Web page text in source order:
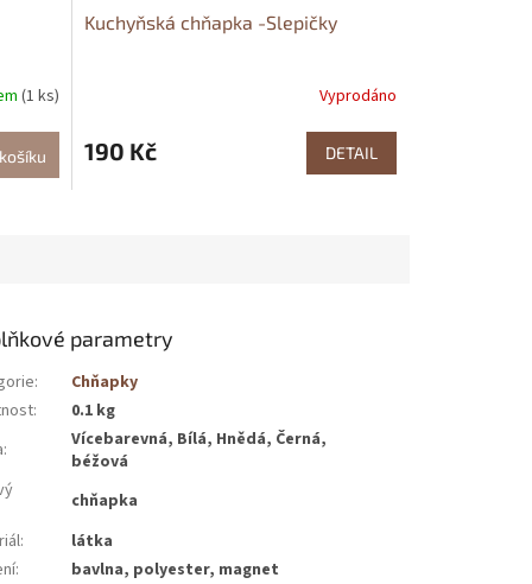
(1 ks)
Kuchyňská chňapka -Slepičky
Vyprodáno
190 Kč DETAIL
parametry
:
Chňapky
:
0.1 kg
:
Vícebarevná, Bílá, Hnědá, Černá,
béžová
chňapka
:
látka
:
bavlna, polyester, magnet